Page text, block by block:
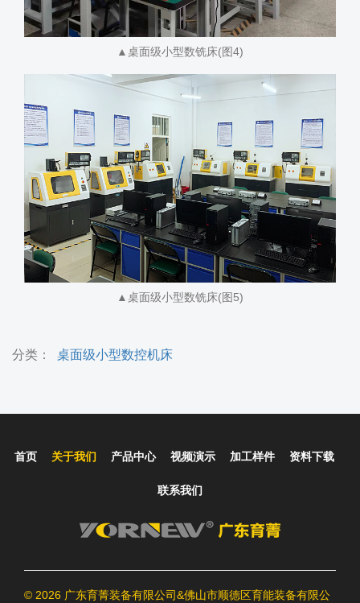
▲桌面级小型数铣床(图4)
▲桌面级小型数铣床(图5)
分类： 桌面级小型数控机床
首页 关于我们 产品中心 视频演示 加工样件 资料下载
联系我们
© 2026 广东育菁装备有限公司&佛山市顺德区育能装备有限公